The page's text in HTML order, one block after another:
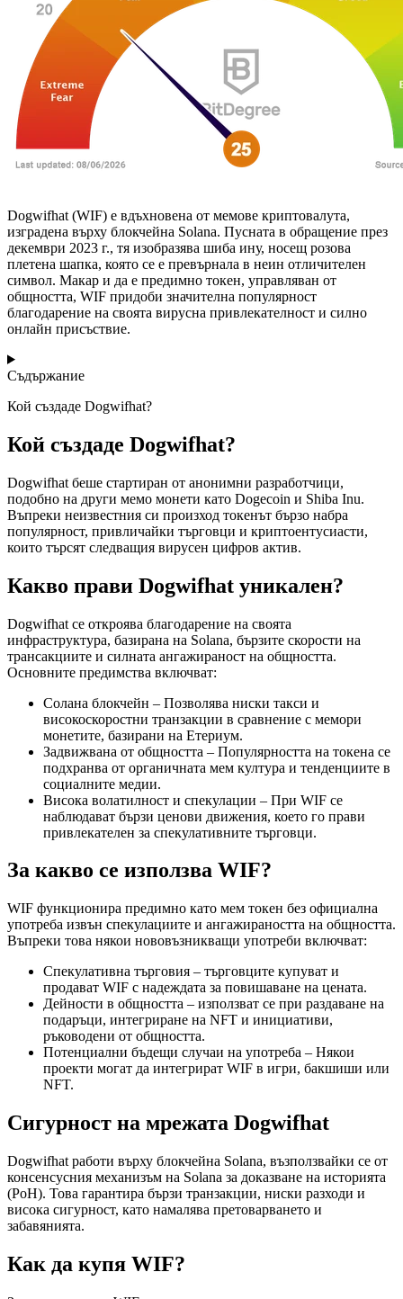
Dogwifhat (WIF) е вдъхновена от мемове криптовалута,
изградена върху блокчейна Solana. Пусната в обращение през
декември 2023 г., тя изобразява шиба ину, носещ розова
плетена шапка, която се е превърнала в неин отличителен
символ. Макар и да е предимно токен, управляван от
общността, WIF придоби значителна популярност
благодарение на своята вирусна привлекателност и силно
онлайн присъствие.
Съдържание
Кой създаде Dogwifhat?
Кой създаде Dogwifhat?
Dogwifhat беше стартиран от анонимни разработчици,
подобно на други мемо монети като Dogecoin и Shiba Inu.
Въпреки неизвестния си произход токенът бързо набра
популярност, привличайки търговци и криптоентусиасти,
които търсят следващия вирусен цифров актив.
Какво прави Dogwifhat уникален?
Dogwifhat се откроява благодарение на своята
инфраструктура, базирана на Solana, бързите скорости на
трансакциите и силната ангажираност на общността.
Основните предимства включват:
Солана блокчейн – Позволява ниски такси и
високоскоростни транзакции в сравнение с мемори
монетите, базирани на Етериум.
Задвижвана от общността – Популярността на токена се
подхранва от органичната мем култура и тенденциите в
социалните медии.
Висока волатилност и спекулации – При WIF се
наблюдават бързи ценови движения, което го прави
привлекателен за спекулативните търговци.
За какво се използва WIF?
WIF функционира предимно като мем токен без официална
употреба извън спекулациите и ангажираността на общността.
Въпреки това някои нововъзникващи употреби включват:
Спекулативна търговия – търговците купуват и
продават WIF с надеждата за повишаване на цената.
Дейности в общността – използват се при раздаване на
подаръци, интегриране на NFT и инициативи,
ръководени от общността.
Потенциални бъдещи случаи на употреба – Някои
проекти могат да интегрират WIF в игри, бакшиши или
NFT.
Сигурност на мрежата Dogwifhat
Dogwifhat работи върху блокчейна Solana, възползвайки се от
консенсусния механизъм на Solana за доказване на историята
(PoH). Това гарантира бързи транзакции, ниски разходи и
висока сигурност, като намалява претоварването и
забавянията.
Как да купя WIF?